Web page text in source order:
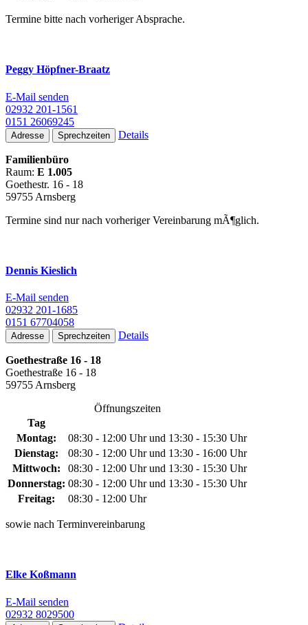
Termine bitte nach vorheriger Absprache.
Peggy Höpfner-Braatz
E-Mail senden
02932 201-1561
0151 26069245
Adresse Sprechzeiten Details
Familienbüro
Raum: E 1.005
Goethestr. 16 - 18
59755 Arnsberg
Termine sind nur nach vorheriger Vereinbarung mÃ¶glich.
Dennis Kieslich
E-Mail senden
02932 201-1685
0151 67704058
Adresse Sprechzeiten Details
Goethestraße 16 - 18
Goethestraße 16 - 18
59755 Arnsberg
Öffnungszeiten
Tag
Montag:
08:30 - 12:00 Uhr und 13:30 - 15:30 Uhr
Dienstag:
08:30 - 12:00 Uhr und 13:30 - 16:00 Uhr
Mittwoch:
08:30 - 12:00 Uhr und 13:30 - 15:30 Uhr
Donnerstag: 08:30 - 12:00 Uhr und 13:30 - 15:30 Uhr
Freitag:
08:30 - 12:00 Uhr
sowie nach Terminvereinbarung
Elke Koßmann
E-Mail senden
02932 8029500